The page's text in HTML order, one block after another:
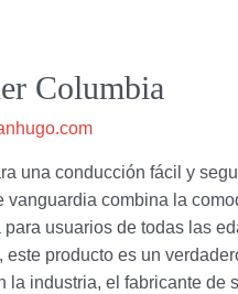
Columbia
una conducción fácil y
combina la
usuarios de todas las
producto es un
industria, el fabricante de